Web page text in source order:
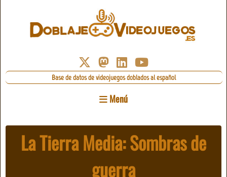
Base de datos de videojuegos doblados al español
Menú
La Tierra Media: Sombras de
guerra